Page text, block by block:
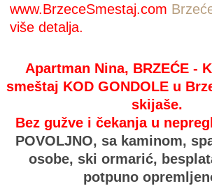
www.BrzeceSmestaj.com
više detalja.
Apartman Nina, BRZEĆE -
smeštaj KOD GONDOLE u
skijaše.
Bez gužve i čekanja u
POVOLJNO, sa kaminom,
osobe, ski ormarić,
potpuno